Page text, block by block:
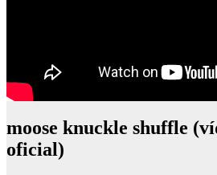
moose knuckle shuffle
oficial)